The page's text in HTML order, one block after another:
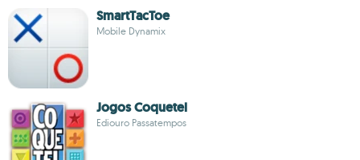
SmartTacToe
Mobile Dynamix
Jogos Coquetel
Ediouro Passatempos